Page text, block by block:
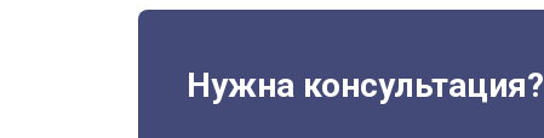
Нужна консультация?